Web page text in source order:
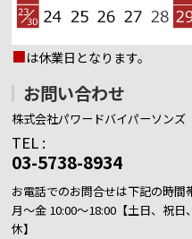
■は休業日となります。
お問い合わせ
株式会社パワードバイパーソンズ
TEL :
03-5738-8934
お電話でのお問合せは下記の時間
月～金 10:00～18:00【土日、祝
休】